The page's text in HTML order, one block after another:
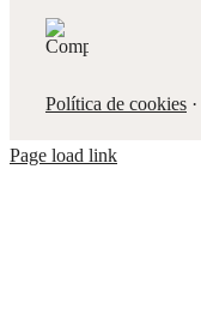
Política de cookies·
Page load link